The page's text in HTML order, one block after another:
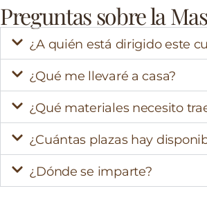
Preguntas sobre la
¿A quién está dirigido este
¿Qué me llevaré a casa?
¿Qué materiales necesito
¿Cuántas plazas hay
¿Dónde se imparte?